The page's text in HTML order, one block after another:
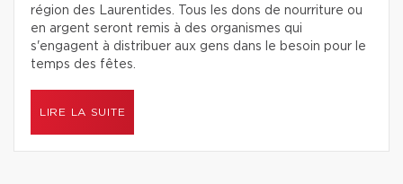
région des Laurentides. Tous les dons de nourriture ou
en argent seront remis à des organismes qui
s'engagent à distribuer aux gens dans le besoin pour le
temps des fêtes.
LIRE LA SUITE